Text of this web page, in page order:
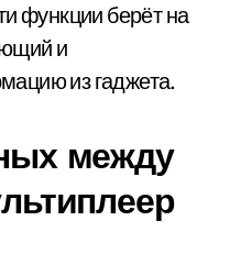
функции берёт на
и
из гаджета.
между